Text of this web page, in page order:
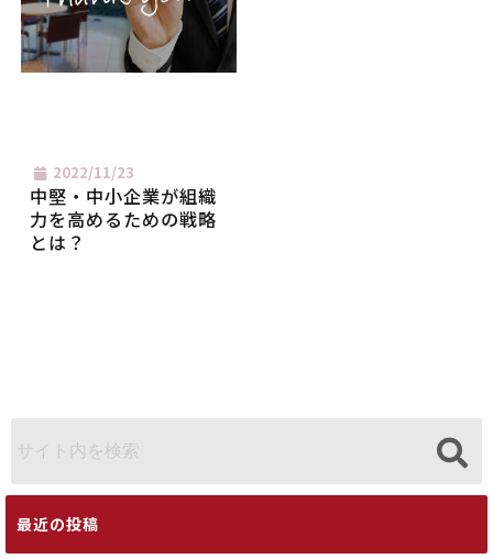
2022/11/23
中堅・中小企業が組織
力を高めるための戦略
とは？
最近の投稿